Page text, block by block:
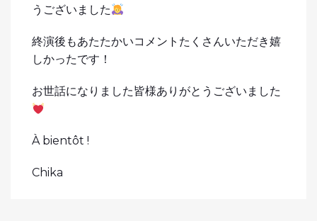
うございました
終演後もあたたかいコメントたくさんいただき嬉
しかったです！
お世話になりました皆様ありがとうございました
À bientôt !
Chika